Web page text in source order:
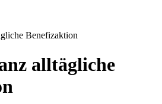
Benefizaktion
alltägliche